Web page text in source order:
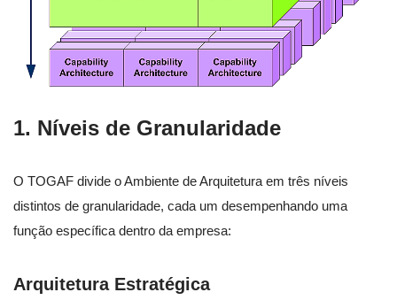
1. Níveis de Granularidade
O TOGAF divide o Ambiente de Arquitetura em três níveis
distintos de granularidade, cada um desempenhando uma
função específica dentro da empresa:
Arquitetura Estratégica